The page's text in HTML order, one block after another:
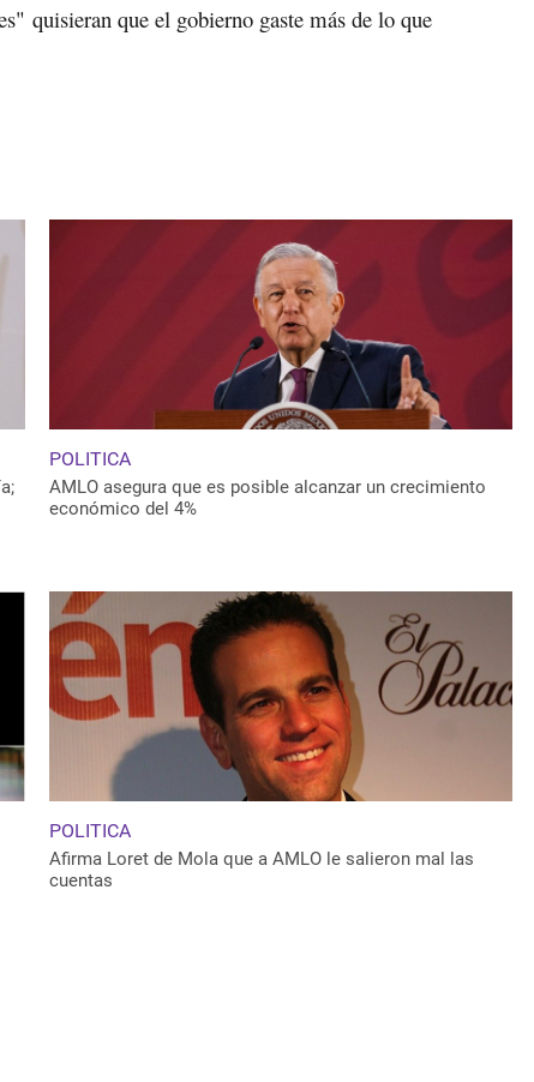
quisieran que el gobierno gaste más de lo que
POLITICA
AMLO asegura que es posible alcanzar un crecimiento
económico del 4%
POLITICA
Afirma Loret de Mola que a AMLO le salieron mal las
cuentas